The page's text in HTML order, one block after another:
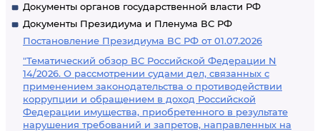
Документы органов государственной власти РФ
Документы Президиума и Пленума ВС РФ
Постановление Президиума ВС РФ от 01.07.2026
"Тематический обзор ВС Российской Федерации N
14/2026. О рассмотрении судами дел, связанных с
применением законодательства о противодействии
коррупции и обращением в доход Российской
Федерации имущества, приобретенного в результате
нарушения требований и запретов, направленных на